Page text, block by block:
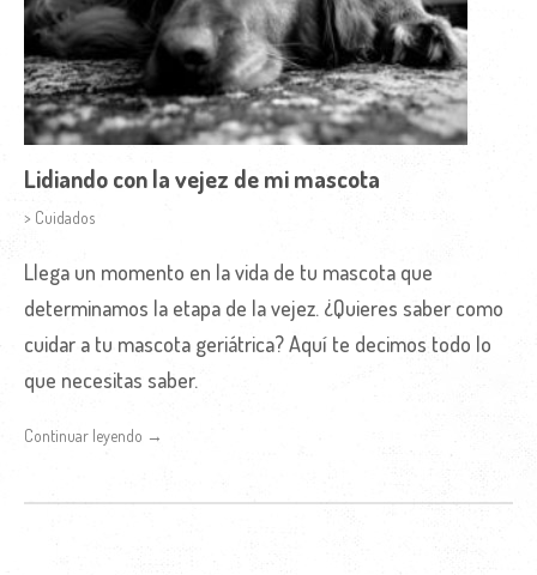
Lidiando con la vejez de mi mascota
> Cuidados
Llega un momento en la vida de tu mascota que
determinamos la etapa de la vejez. ¿Quieres saber como
cuidar a tu mascota geriátrica? Aquí te decimos todo lo
que necesitas saber.
Continuar leyendo →